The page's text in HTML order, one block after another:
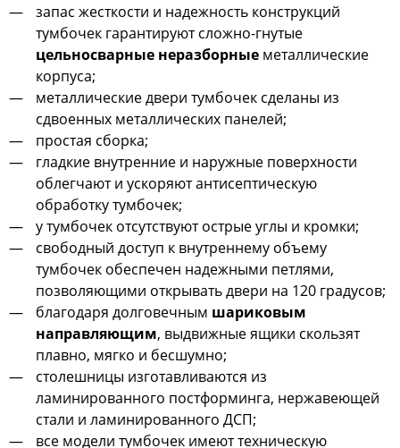
запас жесткости и надежность конструкций
тумбочек гарантируют сложно-гнутые
цельносварные неразборныеметаллические
корпуса;
металлические двери тумбочек сделаны из
сдвоенных металлических панелей;
простая сборка;
гладкие внутренние и наружные поверхности
облегчают и ускоряют антисептическую
обработку тумбочек;
у тумбочек отсутствуют острые углы и кромки;
свободный доступ к внутреннему объему
тумбочек обеспечен надежными петлями,
позволяющими открывать двери на 120 градусов;
благодаря долговечным шариковым
направляющим, выдвижные ящики скользят
плавно, мягко и бесшумно;
столешницы изготавливаются из
ламинированного постформинга, нержавеющей
стали и ламинированного ДСП;
все модели тумбочек имеют техническую